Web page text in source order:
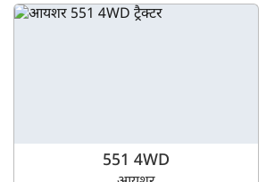
551 4WD